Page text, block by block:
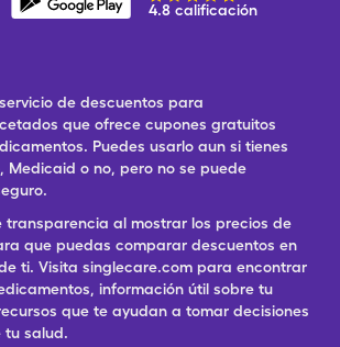
4.8 calificación
de descuentos para
que ofrece cupones gratuitos
Puedes usarlo aun si tienes
Medicaid o no, pero no se puede
transparencia al mostrar los precios de
que puedas comparar descuentos en
ti. Visita singlecare.com para encontrar
información útil sobre tu
que te ayudan a tomar decisiones
tu salud.